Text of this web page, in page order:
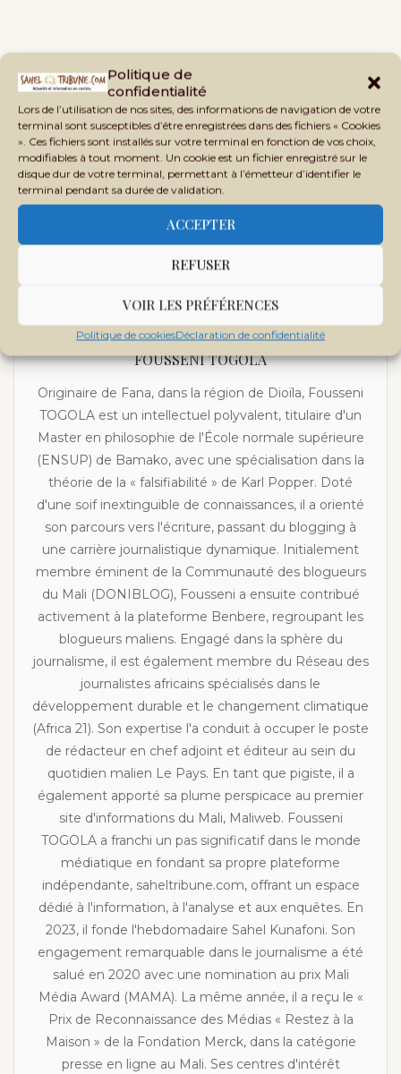
Politique de
confidentialité
Lors de l’utilisation de nos sites, des informations de navigation de votre
terminal sont susceptibles d’être enregistrées dans des fichiers « Cookies
». Ces fichiers sont installés sur votre terminal en fonction de vos choix,
modifiables à tout moment. Un cookie est un fichier enregistré sur le
disque dur de votre terminal, permettant à l’émetteur d’identifier le
terminal pendant sa durée de validation.
ACCEPTER
REFUSER
VOIR LES PRÉFÉRENCES
Politique de cookiesDéclaration de confidentialité
previous post
Destruction du drone malien : l’Algérie veut protéger ses intérêts
géopolitiques
next post
Crise politique au Mali : des partis appellent à préserver
les acquis démocratiques
FOUSSENI TOGOLA
Originaire de Fana, dans la région de Dioïla, Fousseni
TOGOLA est un intellectuel polyvalent, titulaire d'un
Master en philosophie de l'École normale supérieure
(ENSUP) de Bamako, avec une spécialisation dans la
théorie de la « falsifiabilité » de Karl Popper. Doté
d'une soif inextinguible de connaissances, il a orienté
son parcours vers l'écriture, passant du blogging à
une carrière journalistique dynamique. Initialement
membre éminent de la Communauté des blogueurs
du Mali (DONIBLOG), Fousseni a ensuite contribué
activement à la plateforme Benbere, regroupant les
blogueurs maliens. Engagé dans la sphère du
journalisme, il est également membre du Réseau des
journalistes africains spécialisés dans le
développement durable et le changement climatique
(Africa 21). Son expertise l'a conduit à occuper le poste
de rédacteur en chef adjoint et éditeur au sein du
quotidien malien Le Pays. En tant que pigiste, il a
également apporté sa plume perspicace au premier
site d'informations du Mali, Maliweb. Fousseni
TOGOLA a franchi un pas significatif dans le monde
médiatique en fondant sa propre plateforme
indépendante, saheltribune.com, offrant un espace
dédié à l'information, à l'analyse et aux enquêtes. En
2023, il fonde l'hebdomadaire Sahel Kunafoni. Son
engagement remarquable dans le journalisme a été
salué en 2020 avec une nomination au prix Mali
Média Award (MAMA). La même année, il a reçu le «
Prix de Reconnaissance des Médias « Restez à la
Maison » de la Fondation Merck, dans la catégorie
presse en ligne au Mali. Ses centres d'intérêt